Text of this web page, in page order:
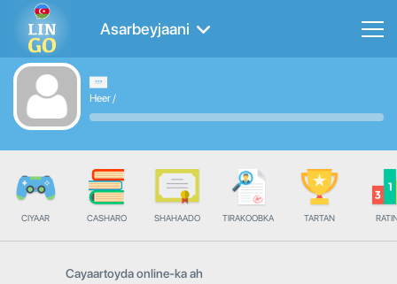
Asarbeyjaani
Heer/
CIYAAR CASHARO SHAHAADO TIRAKOOBKA TARTAN
Cayaartoyda online-ka ah